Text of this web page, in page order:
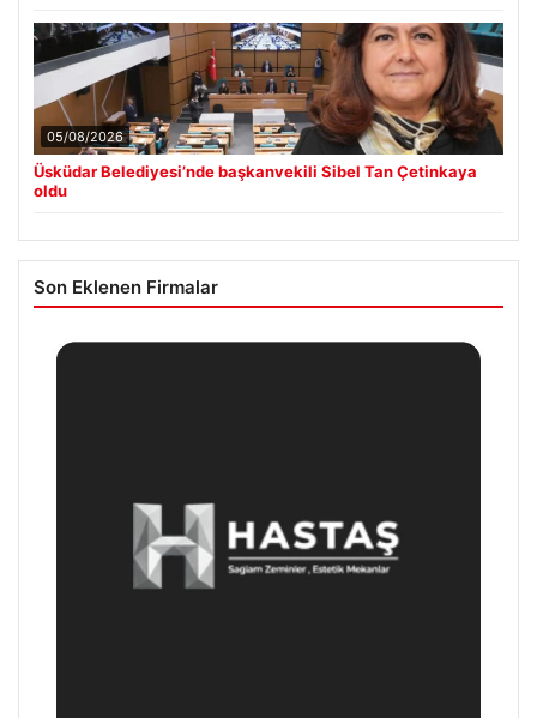
05/08/2026
Üsküdar Belediyesi’nde başkanvekili Sibel Tan Çetinkaya
oldu
Son Eklenen Firmalar